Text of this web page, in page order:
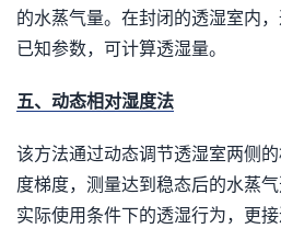
的水蒸气量。在封闭的透湿室内
已知参数，可计算透湿量。
五、动态相对湿度法
该方法通过动态调节透湿室两侧
度梯度，测量达到稳态后的水蒸
实际使用条件下的透湿行为，更接